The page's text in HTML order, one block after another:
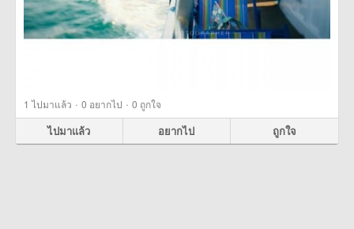
1 ไปมาแล้ว · 0 อยากไป · 0 ถูกใจ
ไปมาแล้ว อยากไป ถูกใจ